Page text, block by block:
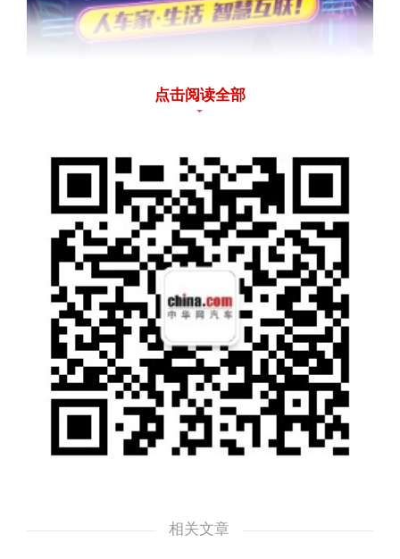
不止是一台汽车,开启潮流生活观
本身就代表着一种新潮的智慧生活观。首先,这
点击阅读全部
相关文章